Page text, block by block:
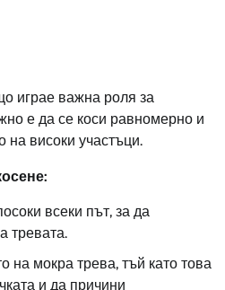
играе важна роля за
е да се коси равномерно и
на високи участъци.
всеки път, за да
тревата.
на мокра трева, тъй като това
и да причини